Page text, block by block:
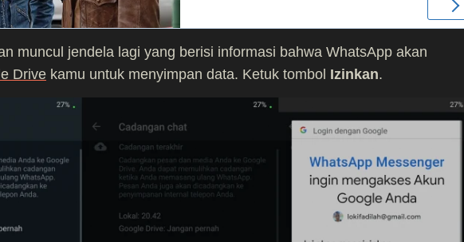
muncul jendela lagi yang berisi informasi bahwa WhatsApp akan
Drive kamu untuk menyimpan data. Ketuk tombol Izinkan.